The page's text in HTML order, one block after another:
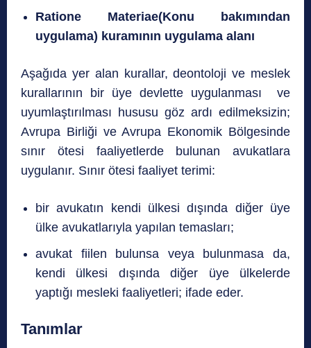
Ratione Materiae(Konu bakımından
uygulama) kuramının uygulama alanı
Aşağıda yer alan kurallar, deontoloji ve meslek
kurallarının bir üye devlette uygulanması ve
uyumlaştırılması hususu göz ardı edilmeksizin;
Avrupa Birliği ve Avrupa Ekonomik Bölgesinde
sınır ötesi faaliyetlerde bulunan avukatlara
uygulanır. Sınır ötesi faaliyet terimi:
bir avukatın kendi ülkesi dışında diğer üye
ülke avukatlarıyla yapılan temasları;
avukat fiilen bulunsa veya bulunmasa da,
kendi ülkesi dışında diğer üye ülkelerde
yaptığı mesleki faaliyetleri; ifade eder.
Tanımlar